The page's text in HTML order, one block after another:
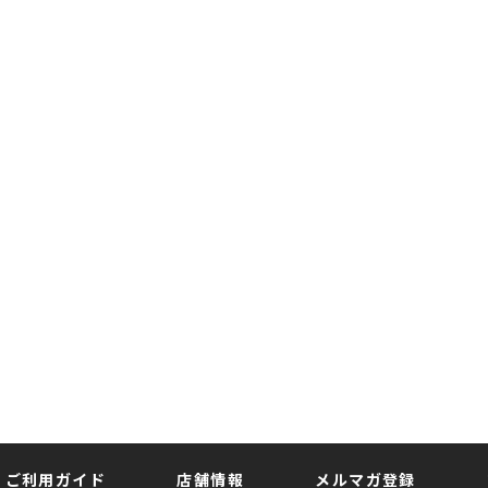
ご利用ガイド 店舗情報 メルマガ登録